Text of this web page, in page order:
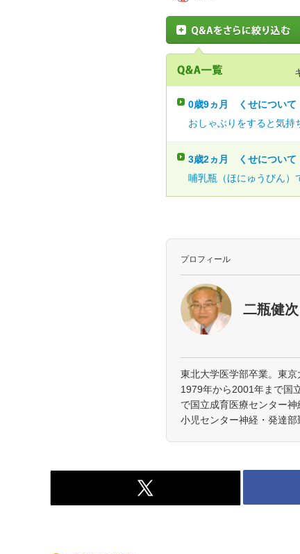
0歳9ヵ月
くせについて
おしゃぶりをすると気持
3歳2ヵ月
くせについて
哺乳瓶（ほにゅうびん）
プロフィール
二瓶健次
東北大学医学部卒業。東京
1979年から2001年まで国
で国立成育医療センター
小児センター神経・発達部